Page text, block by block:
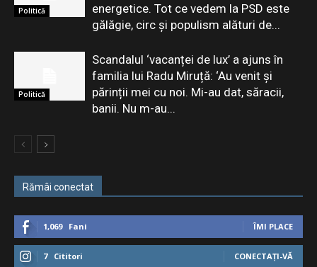
Politică
energetice. Tot ce vedem la PSD este
gălăgie, circ şi populism alături de...
Politică
Scandalul ‘vacanței de lux’ a ajuns în
familia lui Radu Miruță: ‘Au venit și
părinții mei cu noi. Mi-au dat, săracii,
banii. Nu m-au...
Rămâi conectat
1,069 Fani ÎMI PLACE
7 Cititori CONECTAȚI-VĂ